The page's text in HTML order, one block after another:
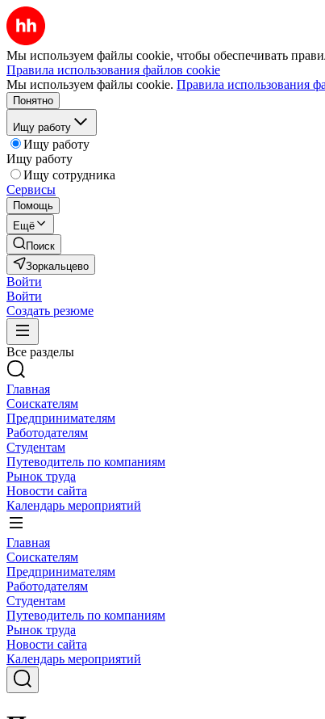
Мы используем файлы cookie, чтобы обеспечивать
Правила использования файлов cookie
Мы используем файлы cookie. Правила использования
Понятно
Ищу работу
Ищу работу
Ищу работу
Ищу сотрудника
Сервисы
Помощь
Ещё
Поиск
Зоркальцево
Войти
Войти
Создать резюме
Все разделы
Главная
Соискателям
Предпринимателям
Работодателям
Студентам
Путеводитель по компаниям
Рынок труда
Новости сайта
Календарь мероприятий
Главная
Соискателям
Предпринимателям
Работодателям
Студентам
Путеводитель по компаниям
Рынок труда
Новости сайта
Календарь мероприятий